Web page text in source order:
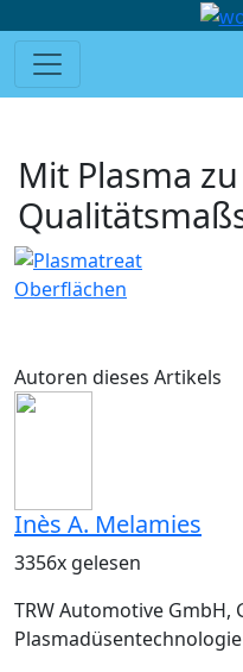
Mit Plasma
Oberflächen
Autoren dieses Artikels
Inès A. Melamies
3356x gelesen
TRW Automotive